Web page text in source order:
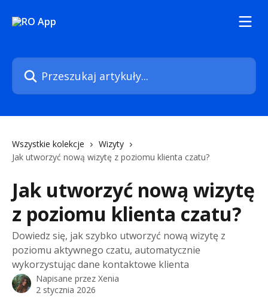
Przeszukaj artykuły...
Wszystkie kolekcje
Wizyty
Jak utworzyć nową wizytę z poziomu klienta czatu?
Jak utworzyć nową wizytę
z poziomu klienta czatu?
Dowiedz się, jak szybko utworzyć nową wizytę z
poziomu aktywnego czatu, automatycznie
wykorzystując dane kontaktowe klienta
Napisane przez Xenia
2 stycznia 2026